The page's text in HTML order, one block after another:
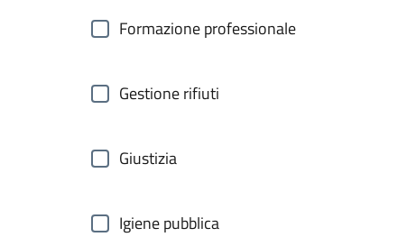
Formazione professionale
Gestione rifiuti
Giustizia
Igiene pubblica